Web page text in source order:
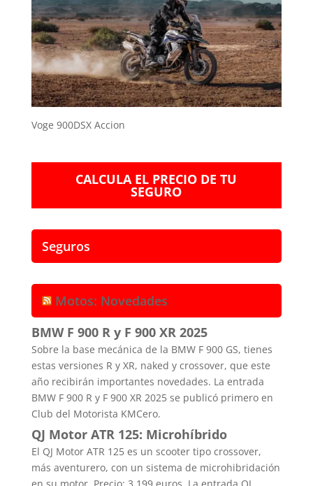
Voge 900DSX Accion
CALCULA EL PRECIO DE TU
SEGURO
Seguros
Motos: Novedades
BMW F 900 R y F 900 XR 2025
Sobre la base mecánica de la BMW F 900 GS, tienes
estas versiones R y XR, naked y crossover, que este
año recibirán importantes novedades. La entrada
BMW F 900 R y F 900 XR 2025 se publicó primero en
Club del Motorista KMCero.
QJ Motor ATR 125: Microhíbrido
El QJ Motor ATR 125 es un scooter tipo crossover,
más aventurero, con un sistema de microhibridación